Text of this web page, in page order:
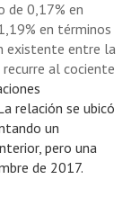
de 0,17% en
en términos
existente entre la
al cociente
relación se ubicó
un
pero una
de 2017.